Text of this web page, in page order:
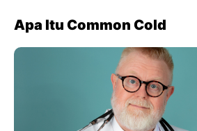
Apa Itu Common Cold